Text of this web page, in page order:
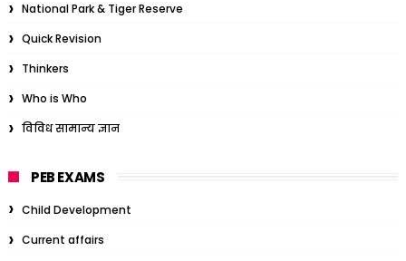
National Park & Tiger Reserve
Quick Revision
Thinkers
Who is Who
विविध सामान्य ज्ञान
PEB EXAMS
Child Development
Current affairs